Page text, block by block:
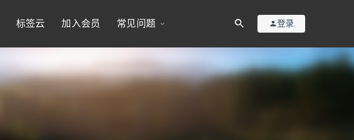
标签云 加入会员 常见问题 登录